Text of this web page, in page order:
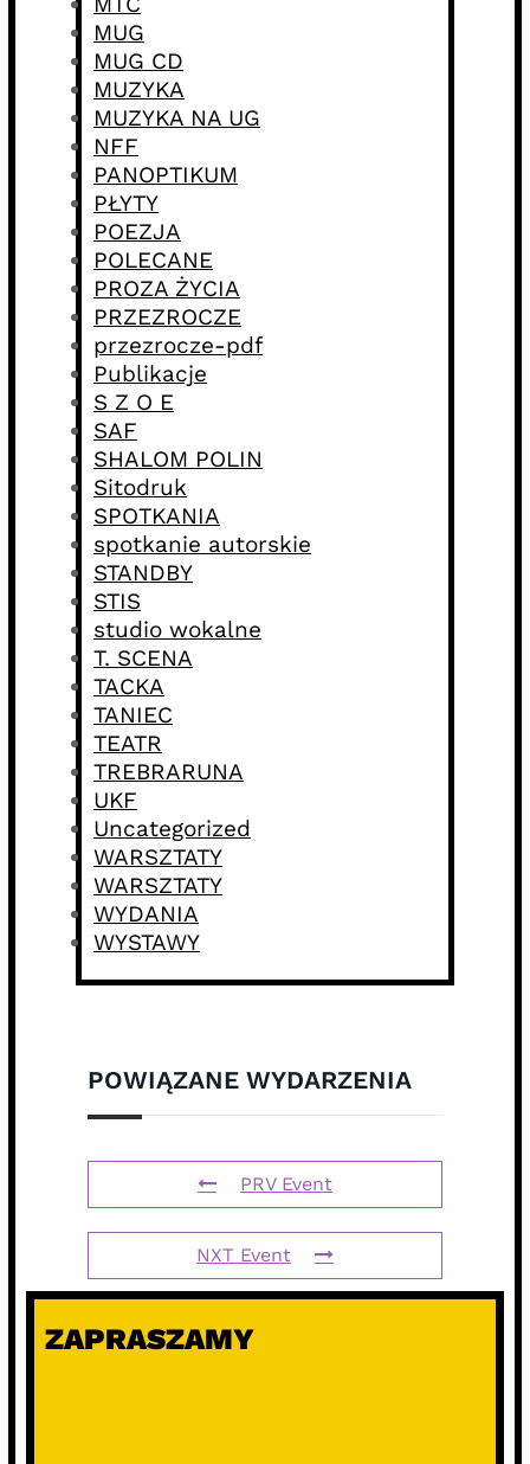
MUG
MUG CD
MUZYKA
MUZYKA NA UG
NFF
PANOPTIKUM
PŁYTY
POEZJA
POLECANE
PROZA ŻYCIA
PRZEZROCZE
przezrocze-pdf
Publikacje
S Z O E
SAF
SHALOM POLIN
Sitodruk
SPOTKANIA
spotkanie autorskie
STANDBY
STIS
studio wokalne
T. SCENA
TACKA
TANIEC
TEATR
TREBRARUNA
UKF
Uncategorized
WARSZTATY
WARSZTATY
WYDANIA
WYSTAWY
POWIĄZANE WYDARZENIA
PRV Event
NXT Event
ZAPRASZAMY